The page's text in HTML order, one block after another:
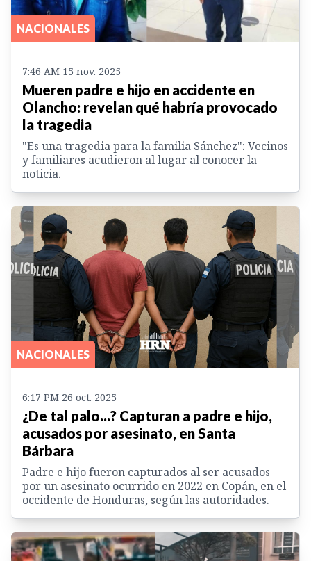
NACIONALES
7:46 AM 15 nov. 2025
Mueren padre e hijo en accidente en
Olancho: revelan qué habría provocado
la tragedia
"Es una tragedia para la familia Sánchez": Vecinos
y familiares acudieron al lugar al conocer la
noticia.
NACIONALES
6:17 PM 26 oct. 2025
¿De tal palo...? Capturan a padre e hijo,
acusados por asesinato, en Santa
Bárbara
Padre e hijo fueron capturados al ser acusados
por un asesinato ocurrido en 2022 en Copán, en el
occidente de Honduras, según las autoridades.